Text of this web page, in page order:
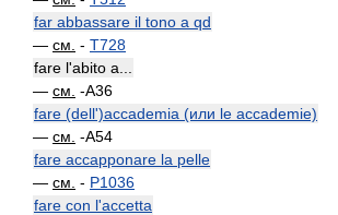
far abbassare il tono a qd
— см. - T728
fare l'abito a...
— см. -A36
fare (dell')accademia (или le accademie)
— см. -A54
fare accapponare la pelle
— см. - P1036
fare con l'accetta